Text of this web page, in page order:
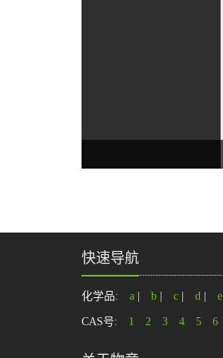
快速导航
化学品: a b c d e
CAS号: 1 2 3 4 5 6